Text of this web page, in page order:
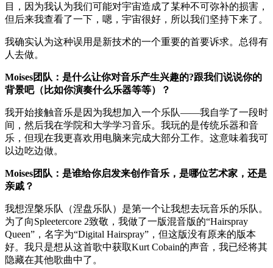
目，因为我认为我们可能对宇宙造成了某种不可弥补的损害，
但后来我查看了一下，嗯，宇宙很好，所以我们坚持下来了。
我确实认为这种误用是新技术的一个重要的首要诉求。总得有
人去做。
Moises团队：是什么让你对音乐产生兴趣的?跟我们说说你的
背景吧（比如你演奏什么乐器等等）？
我开始接触音乐是因为我想加入一个乐队——我自学了一段时
间，然后我在学院和大学学习音乐。我玩的是传统乐器和音
乐，但现在我更喜欢用电脑来完成大部分工作。这意味着我可
以边吃边做。
Moises团队：是谁给你启发来创作音乐，是哪位艺术家，还是
亲戚？
我想涅槃乐队（涅盘乐队）是第一个让我想去玩音乐的乐队。
为了向Spleetercore 2致敬，我做了一版混音版的“Hairspray
Queen”，名字为“Digital Hairspray”，但这版没有原来的版本
好。我只是想从这首歌中获取Kurt Cobain的声音，我已经将其
隐藏在其他歌曲中了。